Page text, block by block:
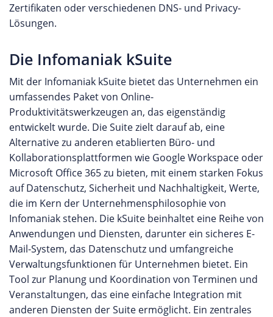
Zertifikaten oder verschiedenen DNS- und Privacy-
Lösungen.
Die Infomaniak kSuite
Mit der Infomaniak kSuite bietet das Unternehmen ein
umfassendes Paket von Online-
Produktivitätswerkzeugen an, das eigenständig
entwickelt wurde. Die Suite zielt darauf ab, eine
Alternative zu anderen etablierten Büro- und
Kollaborationsplattformen wie Google Workspace oder
Microsoft Office 365 zu bieten, mit einem starken Fokus
auf Datenschutz, Sicherheit und Nachhaltigkeit, Werte,
die im Kern der Unternehmensphilosophie von
Infomaniak stehen. Die kSuite beinhaltet eine Reihe von
Anwendungen und Diensten, darunter ein sicheres E-
Mail-System, das Datenschutz und umfangreiche
Verwaltungsfunktionen für Unternehmen bietet. Ein
Tool zur Planung und Koordination von Terminen und
Veranstaltungen, das eine einfache Integration mit
anderen Diensten der Suite ermöglicht. Ein zentrales